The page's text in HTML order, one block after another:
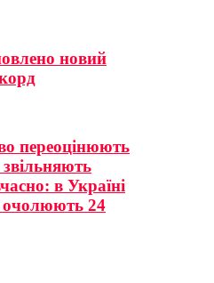
новий
переоцінюють
в Україні
очолюють 24